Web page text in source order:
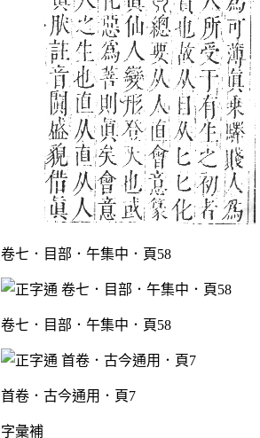
卷七．目部．午集中．頁58
卷七．目部．午集中．頁58
首卷．古今通用．頁7
字彙補